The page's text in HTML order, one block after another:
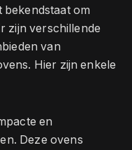
bekendstaat om
zijn verschillende
van
Hier zijn enkele
en
Deze ovens